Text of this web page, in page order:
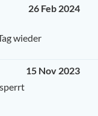
26 Feb 2024
wieder
15 Nov 2023